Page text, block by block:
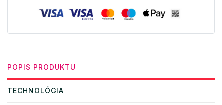
POPIS PRODUKTU
TECHNOLÓGIA